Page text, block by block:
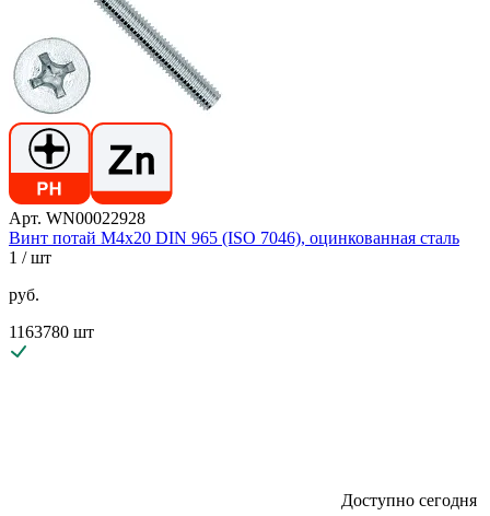
Арт. WN00022928
Винт потай М4х20 DIN 965 (ISO 7046), оцинкованная сталь
1 / шт
руб.
1163780 шт
Доступно сегодня